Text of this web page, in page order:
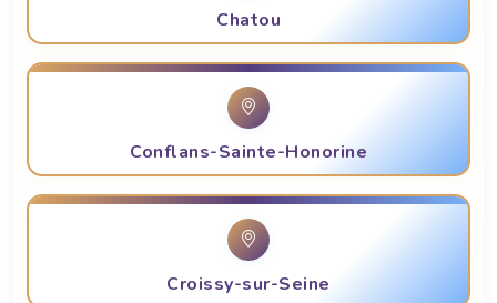
Chatou
Conflans-Sainte-Honorine
Croissy-sur-Seine